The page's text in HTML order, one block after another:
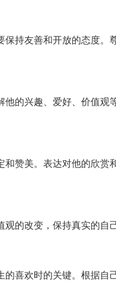
持友善和开放的态度。
的兴趣、爱好、价值观
赞美。表达对他的欣赏
观的改变，保持真实的
喜欢时的关键。根据自